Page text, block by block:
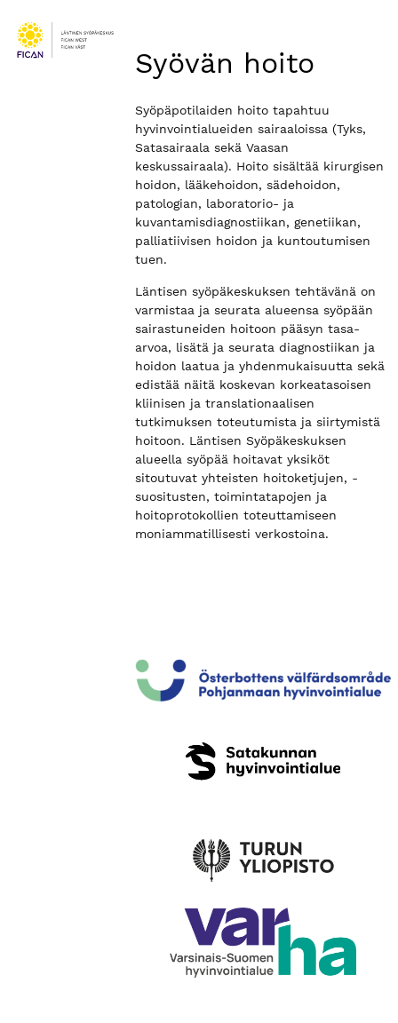
Syövän hoito
Syöpäpotilaiden hoito tapahtuu
hyvinvointialueiden sairaaloissa (Tyks,
Satasairaala sekä Vaasan
keskussairaala). Hoito sisältää kirurgisen
hoidon, lääkehoidon, sädehoidon,
patologian, laboratorio- ja
kuvantamisdiagnostiikan, genetiikan,
palliatiivisen hoidon ja kuntoutumisen
tuen.
Läntisen syöpäkeskuksen tehtävänä on
varmistaa ja seurata alueensa syöpään
sairastuneiden hoitoon pääsyn tasa-
arvoa, lisätä ja seurata diagnostiikan ja
hoidon laatua ja yhdenmukaisuutta sekä
edistää näitä koskevan korkeatasoisen
kliinisen ja translationaalisen
tutkimuksen toteutumista ja siirtymistä
hoitoon. Läntisen Syöpäkeskuksen
alueella syöpää hoitavat yksiköt
sitoutuvat yhteisten hoitoketjujen, -
suositusten, toimintatapojen ja
hoitoprotokollien toteuttamiseen
moniammatillisesti verkostoina.